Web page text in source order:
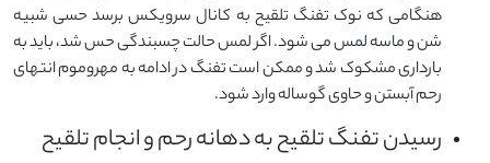
هنگامی که نوک تفنگ تلقیح به کانال سرویکس برسد حسی شبیه
شن و ماسه لمس می شود. اگر لمس حالت چسبندگی حس شد، باید به
بارداری مشکوک شد و ممکن است تفنگ در ادامه به مهروموم انتهای
رحم آبستن و حاوی گوساله وارد شود.
رسیدن تفنگ تلقیح به دهانه رحم و انجام تلقیح